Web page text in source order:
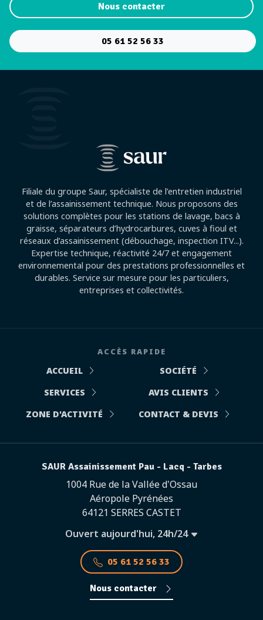
Nous contacter
05 61 52 56 33
Filiale du groupe Saur, spécialiste de l’entretien industriel
et de l’assainissement technique. Nous proposons des
solutions complètes pour les stations de lavage, bacs à
graisse, séparateurs d’hydrocarbures, cuves à fioul et
réseaux d’assainissement (débouchage, inspection ITV...).
Expertise technique, réactivité 24/7 et engagement
environnemental pour des prestations professionnelles et
durables. Service sur mesure pour les particuliers,
entreprises et collectivités.
ACCÈS RAPIDE
ACCUEIL
SOCIÉTÉ
SERVICES
AVIS CLIENTS
ZONE D'ACTIVITÉ
CONTACT & DEVIS
SAUR Assainissement Pau - Lacq - Tarbes
1004 Rue de la Vallée d'Ossau
Aéropole Pyrénées
64121 SERRES CASTET
Ouvert aujourd'hui, 24h/24
05 61 52 56 33
Nous contacter